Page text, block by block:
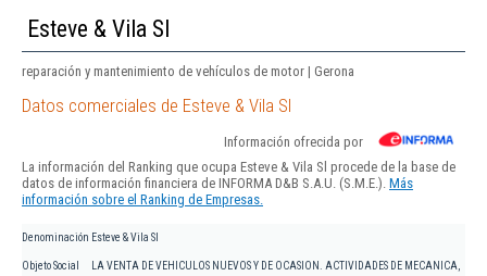
Esteve & Vila Sl
reparación y mantenimiento de vehículos de motor | Gerona
Datos comerciales de Esteve & Vila Sl
Información ofrecida por
La información del Ranking que ocupa Esteve & Vila Sl procede de la base de
datos de información financiera de INFORMA D&B S.A.U. (S.M.E.). Más
información sobre el Ranking de Empresas.
Denominación Esteve & Vila Sl
Objeto Social
LA VENTA DE VEHICULOS NUEVOS Y DE OCASION. ACTIVIDADES DE MECANICA,